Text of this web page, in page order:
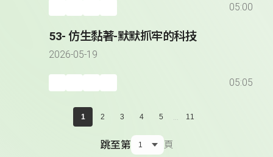
05:00
53- 仿生黏著-默默抓牢的科技
2026-05-19
05:05
1 2 3 4 5 ... 11
跳至第 頁